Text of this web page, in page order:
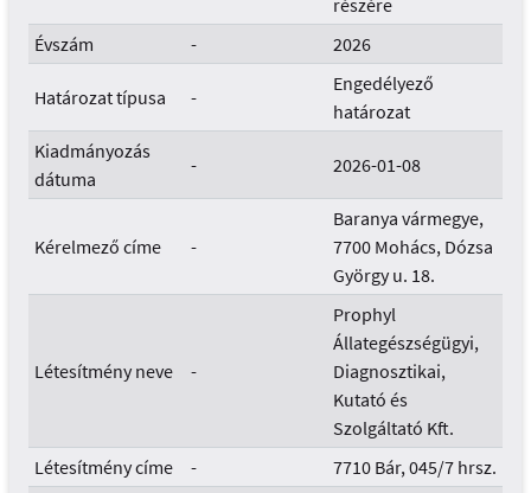
részére
Évszám
- 2026
Határozat típusa -
Engedélyező
határozat
Kiadmányozás
dátuma
- 2026-01-08
Kérelmező címe -
Baranya vármegye,
7700 Mohács, Dózsa
György u. 18.
Létesítmény neve -
Prophyl
Állategészségügyi,
Diagnosztikai,
Kutató és
Szolgáltató Kft.
Létesítmény címe
- 7710 Bár, 045/7 hrsz.